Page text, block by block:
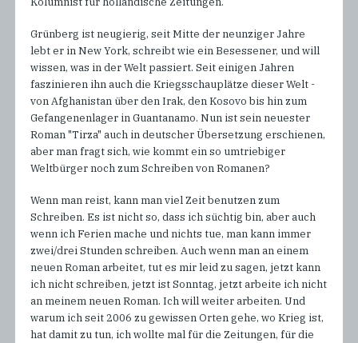
Grünberg ist neugierig, seit Mitte der neunziger Jahre
lebt er in New York, schreibt wie ein Besessener, und will
wissen, was in der Welt passiert. Seit einigen Jahren
faszinieren ihn auch die Kriegsschauplätze dieser Welt -
von Afghanistan über den Irak, den Kosovo bis hin zum
Gefangenenlager in Guantanamo. Nun ist sein neuester
Roman "Tirza" auch in deutscher Übersetzung erschienen,
aber man fragt sich, wie kommt ein so umtriebiger
Weltbürger noch zum Schreiben von Romanen?
Wenn man reist, kann man viel Zeit benutzen zum
Schreiben. Es ist nicht so, dass ich süchtig bin, aber auch
wenn ich Ferien mache und nichts tue, man kann immer
zwei/drei Stunden schreiben. Auch wenn man an einem
neuen Roman arbeitet, tut es mir leid zu sagen, jetzt kann
ich nicht schreiben, jetzt ist Sonntag, jetzt arbeite ich nicht
an meinem neuen Roman. Ich will weiter arbeiten. Und
warum ich seit 2006 zu gewissen Orten gehe, wo Krieg ist,
hat damit zu tun, ich wollte mal für die Zeitungen, für die